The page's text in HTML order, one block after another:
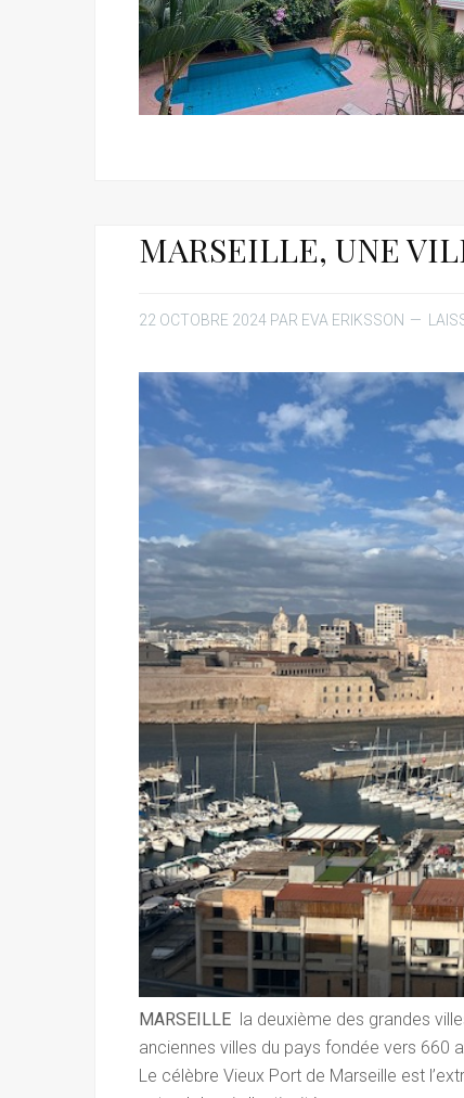
MARSEILLE, UNE
22 OCTOBRE 2024 PAR EVA ERIKSSON
MARSEILLE la deuxième des grandes
anciennes villes du pays fondée vers 660
Le célèbre Vieux Port de Marseille est